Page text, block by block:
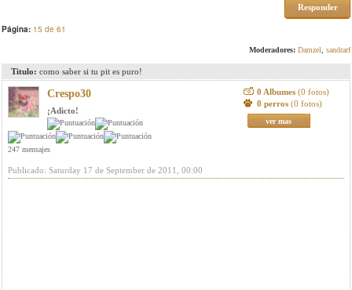
Responder
Página: 15 de 61
Moderadores: Damzel sandrarf
Titulo: como saber si tu pit es puro!
Crespo30
¡Adicto!
247 mensajes
0 Albumes (0 fotos)
0 perros (0 fotos)
ver mas
Publicado: Saturday 17 de September de 2011, 00:00